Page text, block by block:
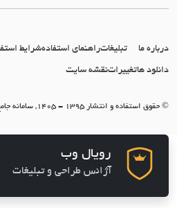
درباره ما تبلیغاتراهنمای استفادهشرایط
دانلود هاتغییراتنقشه سایت
© حقوق استفاده و انتشار 1395 - 1405, سامانه جامع املاک و مشاورین املاک (سامانه جاما)
رویال وب
آژانس طراحی و تبلیغات